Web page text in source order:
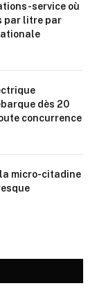
service où
par litre par
dès 20
concurrence
micro-citadine